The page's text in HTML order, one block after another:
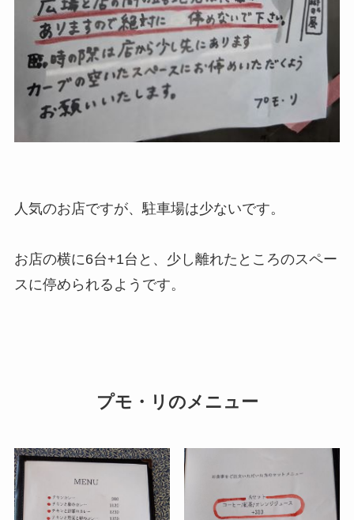
人気のお店ですが、駐車場は少ないです。
お店の横に6台+1台と、少し離れたところのスペー
スに停められるようです。
プモ・リのメニュー